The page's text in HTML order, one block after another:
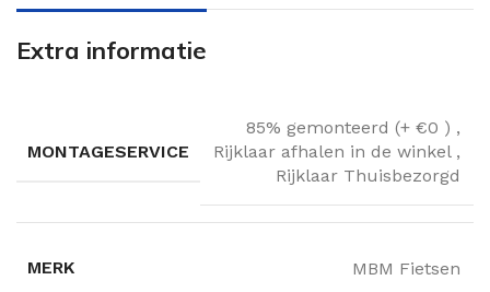
Extra informatie
MONTAGESERVICE
85% gemonteerd (+ €0 ) ,
Rijklaar afhalen in de winkel ,
Rijklaar Thuisbezorgd
MERK MBM Fietsen